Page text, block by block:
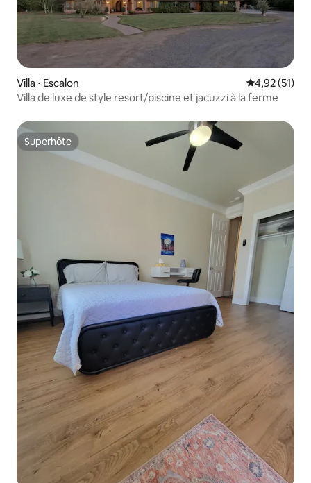
Villa ⋅ Escalon Évaluation
4,92 (51)
Villa de luxe de style resort/piscine et jacuzzi à la ferme
Superhôte
Superhôte